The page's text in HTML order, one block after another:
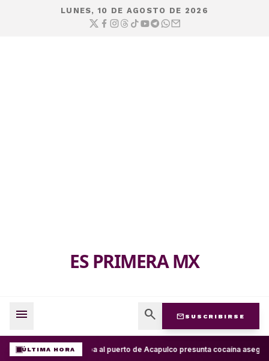
LUNES, 10 DE AGOSTO DE 2026
ES PRIMERA MX
menu search mail SUSCRIBIRSE
ÚLTIMA HORAArriba al puerto de Acapulco presunta cocaína